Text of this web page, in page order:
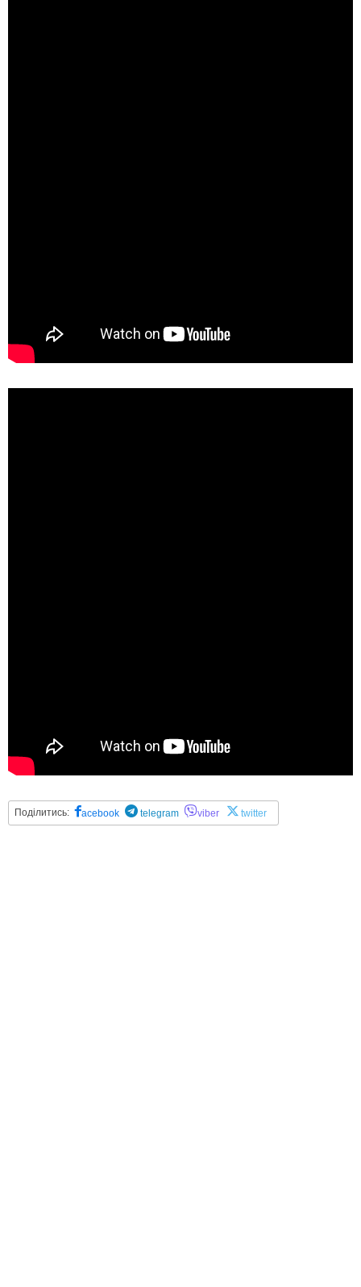
Поділитись: acebook telegram viber twitter